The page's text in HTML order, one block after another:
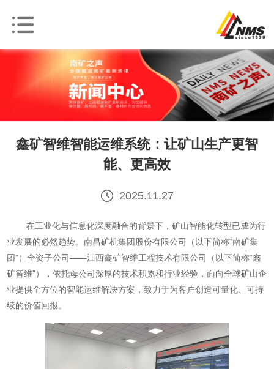
鑫矿智维智能运维系统：让矿山生产更智
能、更高效
2025.11.27
在工业化与信息化深度融合的背景下，矿山智能化转型已成为行
业发展的必然趋势。南昌矿机集团股份有限公司（以下简称“南矿集
团”）全资子公司——江西鑫矿智维工程技术有限公司（以下简称“鑫
矿智维”），依托母公司深厚的技术积累和行业经验，面向全球矿山企
业提供全方位的智能运维解决方案，致力于为客户创造可量化、可持
续的价值回报。